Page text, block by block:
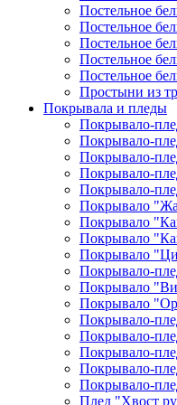
Постельное
Постельное
Постельное
Постельное
Постельное
Простыни из
Покрывала и пледы
Покрывало-
Покрывало-
Покрывало-
Покрывало-
Покрывало-
Покрывало
Покрывало
Покрывало
Покрывало
Покрывало-
Покрывало
Покрывало
Покрывало-
Покрывало-
Покрывало-
Покрывало-
Покрывало-
Плед "Хвост